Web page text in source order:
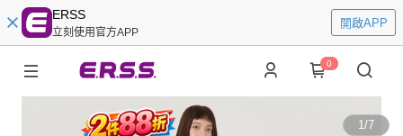
ERSS
立刻使用官方APP
開啟APP
0
1/7